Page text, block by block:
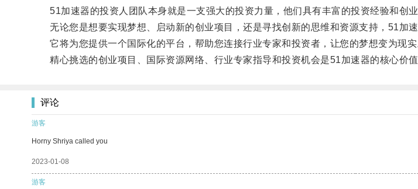
51加速器的投资人团队本身就是一支强大的投资力量，他们具有丰富的投资经验和创业
无论您是想要实现梦想、启动新的创业项目，还是寻找创新的思维和资源支持，51加速
它将为您提供一个国际化的平台，帮助您连接行业专家和投资者，让您的梦想变为现实
精心挑选的创业项目、国际资源网络、行业专家指导和投资机会是51加速器的核心价值
评论
游客
Horny Shriya called you
2023-01-08
游客